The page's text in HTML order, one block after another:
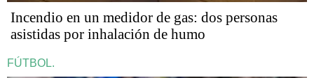
Incendio en un medidor de gas: dos personas
asistidas por inhalación de humo
FÚTBOL.